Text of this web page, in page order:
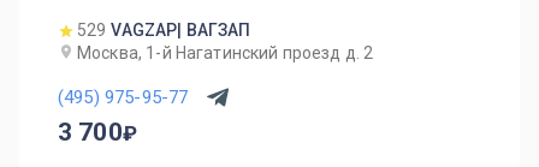
529 VAGZAP| ВАГЗАП
Москва, 1-й Нагатинский проезд д. 2
(495) 975-95-77
3 700